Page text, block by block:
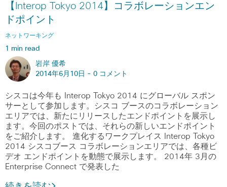
【Interop Tokyo 2014】コラボレーションエン
ドポイント
ネットワーキング
1 min read
岩岸 優希
2014年6月10日 - 0 コメント
シスコは今年も Interop Tokyo 2014 にグローバル スポン
サーとして参加します。シスコ ブースのコラボレーション
エリアでは、新たにリリースしたエンドポイントを展示し
ます。今回のポストでは、それらの新しいエンドポイント
をご紹介します。 進化するワークプレイス Interop Tokyo
2014 シスコブース コラボレーションエリアでは、各種ビ
デオ エンドポイントを動態で展示します。 2014年 3月の
Enterprise Connect で発表した